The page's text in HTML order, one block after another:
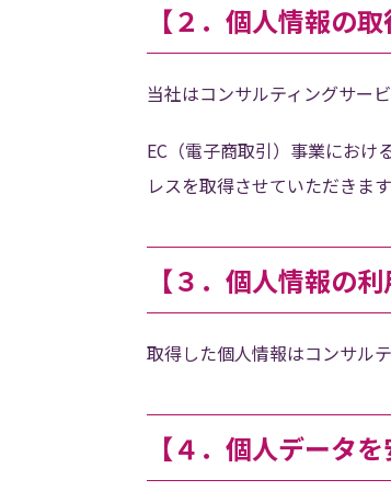
【２．個人情報の取
当社はコンサルティングサー
EC（電子商取引）事業にお
レスを取得させていただきます
【３．個人情報の利
取得した個人情報はコンサル
【４．個人データ